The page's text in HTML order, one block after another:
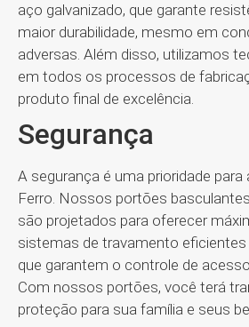
aço galvanizado, que garante
maior durabilidade, mesmo em
adversas. Além disso, utilizamos
em todos os processos de
produto final de excelência.
Segurança
A segurança é uma prioridade para
Ferro. Nossos portões
são projetados para oferecer
sistemas de travamento
que garantem o controle de
Com nossos portões, você terá
proteção para sua família e seus